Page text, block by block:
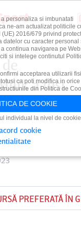
a fost
milioane
PREFERATĂ ÎN
personaliza si imbunatati
ne-am actualizat politicile
2016/679 privind
datelor cu caracter personal
continua navigarea pe
si intelege continutul
acceptarea utilizarii
ca poti modifica in orice
din Politica de
DE COOKIE
individual la nivel de
cookie